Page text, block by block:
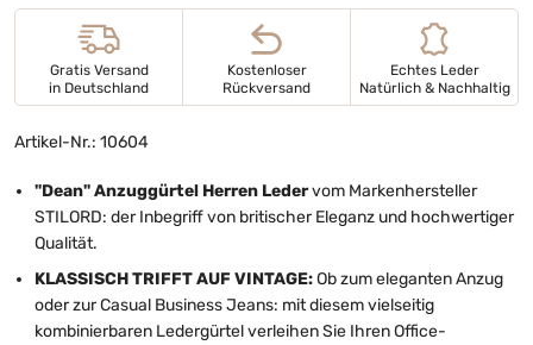
Gratis Versand
in Deutschland
Kostenloser
Rückversand
Echtes Leder
Natürlich & Nachhaltig
Artikel-Nr.: 10604
"Dean" Anzuggürtel Herren Ledervom Markenhersteller
STILORD: der Inbegriff von britischer Eleganz und hochwertiger
Qualität.
KLASSISCH TRIFFT AUF VINTAGE:Ob zum eleganten Anzug
oder zur Casual Business Jeans: mit diesem vielseitig
kombinierbaren Ledergürtel verleihen Sie Ihren Office-